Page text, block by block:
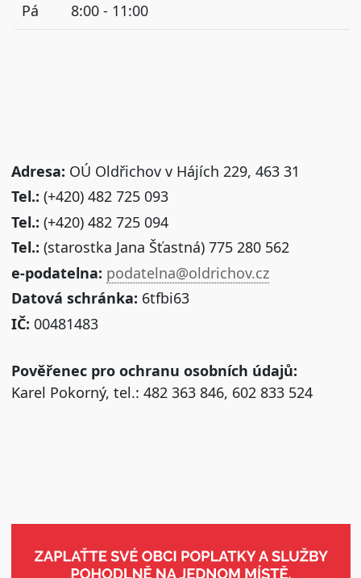
Pá
8:00 - 11:00
Adresa: OÚ Oldřichov v Hájích 229, 463 31
Tel.: (+420) 482 725 093
Tel.: (+420) 482 725 094
Tel.: (starostka Jana Šťastná) 775 280 562
e-podatelna: podatelna@oldrichov.cz
Datová schránka: 6tfbi63
IČ: 00481483
Pověřenec pro ochranu osobních údajů:
Karel Pokorný, tel.: 482 363 846, 602 833 524